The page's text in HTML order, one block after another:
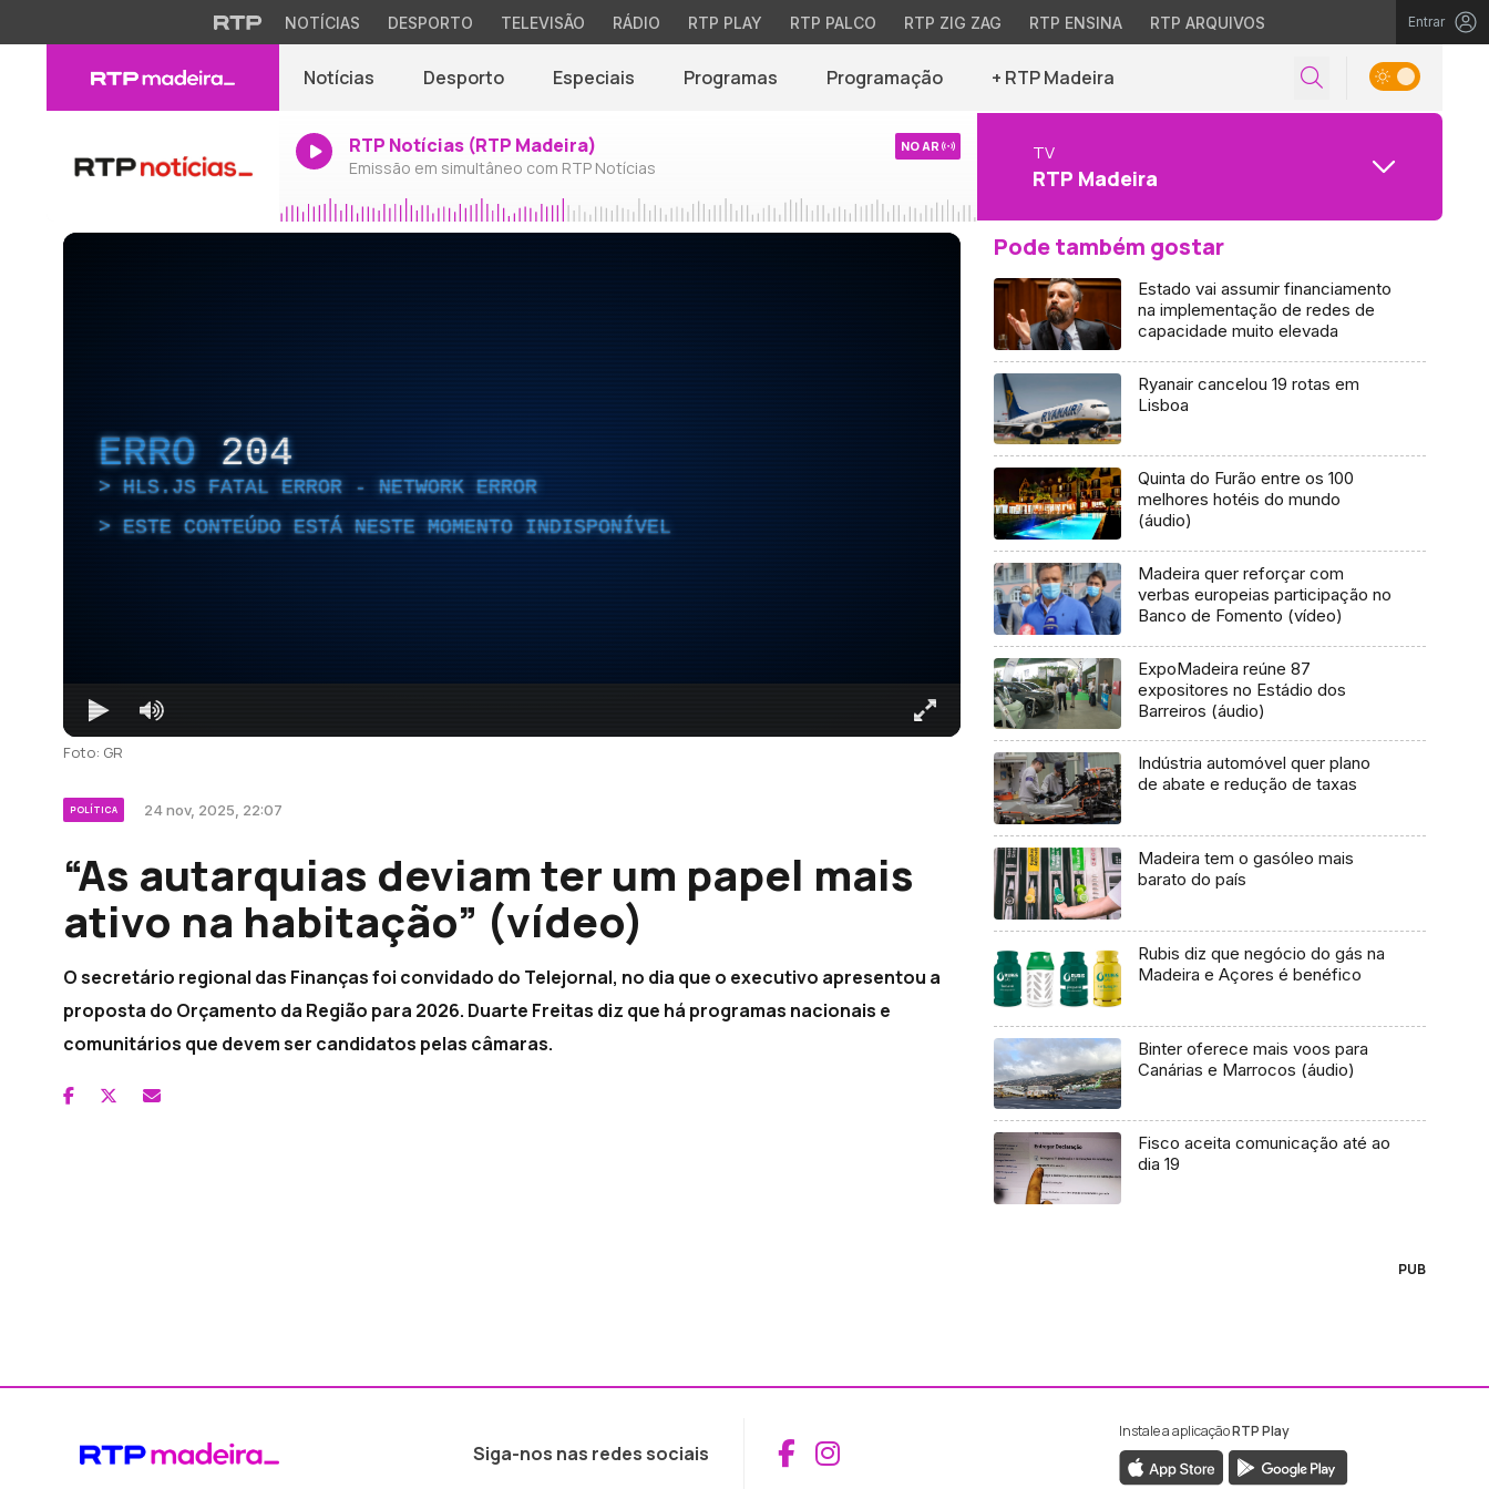
NOTÍCIAS DESPORTO TELEVISÃO RÁDIO RTP PLAY RTP PALCO RTP ZIG ZAG RTP ENSINA RTP ARQUIVOS Entrar
Notícias Desporto Especiais Programas Programação + RTP Madeira
RTP Notícias (RTP Madeira)
Emissão em simultâneo com RTP Notícias
NO AR TV
RTP Madeira
ERRO 204
HLS.JS FATAL ERROR - NETWORK ERROR
ESTE CONTEÚDO ESTÁ NESTE MOMENTO INDISPONÍVEL
Foto: GR
POLÍTICA 24 nov, 2025, 22:07
“As autarquias deviam ter um papel mais
ativo na habitação” (vídeo)
O secretário regional das Finanças foi convidado do Telejornal, no dia que o executivo apresentou a
proposta do Orçamento da Região para 2026. Duarte Freitas diz que há programas nacionais e
comunitários que devem ser candidatos pelas câmaras.
Pode também gostar
Estado vai assumir financiamento
na implementação de redes de
capacidade muito elevada
Ryanair cancelou 19 rotas em
Lisboa
Quinta do Furão entre os 100
melhores hotéis do mundo
(áudio)
Madeira quer reforçar com
verbas europeias participação no
Banco de Fomento (vídeo)
ExpoMadeira reúne 87
expositores no Estádio dos
Barreiros (áudio)
Indústria automóvel quer plano
de abate e redução de taxas
Madeira tem o gasóleo mais
barato do país
Rubis diz que negócio do gás na
Madeira e Açores é benéfico
Binter oferece mais voos para
Canárias e Marrocos (áudio)
Fisco aceita comunicação até ao
dia 19
PUB
Siga-nos nas redes sociais Aceder ao Facebook da RTP Madeira
Aceder ao Instagram da RTP Madeira
Instale a aplicaçãoRTP Play